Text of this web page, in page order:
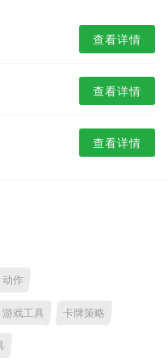
查看详情
查看详情
查看详情
动作
游戏工具 卡牌策略